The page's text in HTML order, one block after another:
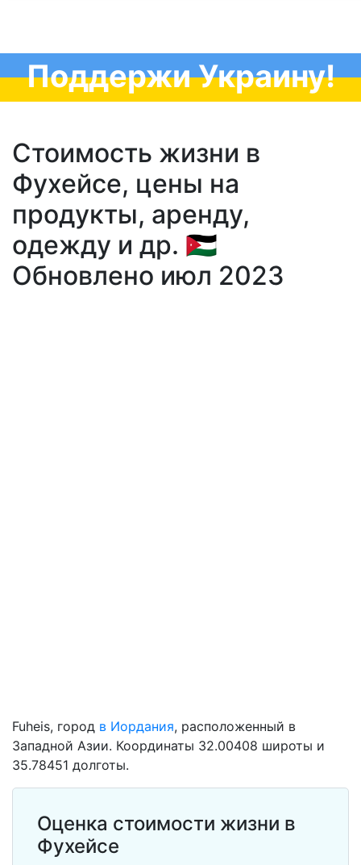
Поддержи Украину!
Стоимость жизни в
Фухейсе, цены на
продукты, аренду,
одежду и др. 🇯🇴
Обновлено июл 2023
Fuheis, город в Иордания, расположенный в
Западной Азии. Координаты 32.00408 широты и
35.78451 долготы.
Оценка стоимости жизни в
Фухейсе